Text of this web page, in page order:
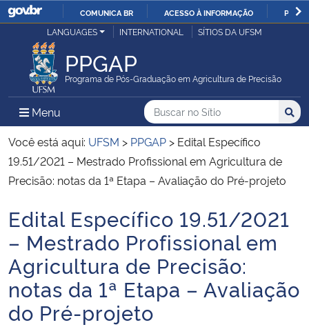
IR
COMUNICA BR ACESSO À INFORMAÇÃO
Ministério da Justiça e Segurança Pública
Ministério da Defesa
Ministério das Relações Exteriores
Ministério da Economia
Ministério da Infraestrutura
Ministério da Agricultura, Pecuária e Abastecimento
Ministério da Educação
Ministério da Cidadania
LANGUAGES INTERNATIONAL SÍTIOS DA UFSM
PPGAP
Programa de Pós-Graduação em Agricultura de Precisão
Menu Menu Principal do Sítio
Busca
Buscar no no Sítio
Busca:
Você está aqui: UFSM > PPGAP > Edital Específico
19.51/2021 – Mestrado Profissional em Agricultura de
Precisão: notas da 1ª Etapa – Avaliação do Pré-projeto
Início do conteúdo
Edital Específico 19.51/2021
– Mestrado Profissional em
Agricultura de Precisão:
notas da 1ª Etapa – Avaliação
do Pré-projeto